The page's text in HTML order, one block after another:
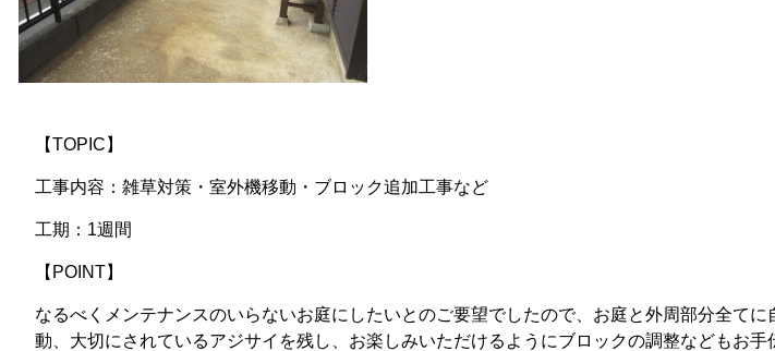
【TOPIC】
工事内容：雑草対策・室外機移動・ブロック追加工事など
工期：1週間
【POINT】
なるべくメンテナンスのいらないお庭にしたいとのご要望でしたので、お庭と外周部分全て
動、大切にされているアジサイを残し、お楽しみいただけるようにブロックの調整などもお手